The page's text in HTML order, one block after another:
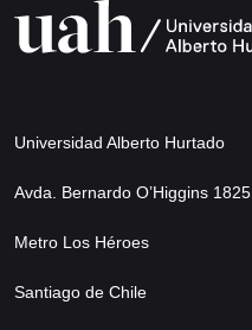
Universidad Alberto Hurtado
Avda. Bernardo O’Higgins 1825
Metro Los Héroes
Santiago de Chile